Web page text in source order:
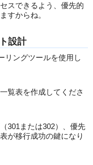
スできるよう、優先的
すからね。
設計
リングツールを使用し
覧表を作成してくださ
301または302）、優先
が移行成功の鍵になり